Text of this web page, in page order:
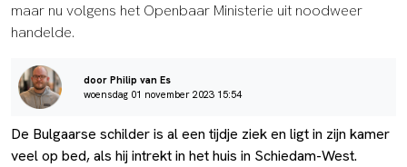
maar nu volgens het Openbaar Ministerie uit noodweer
handelde.
door Philip van Es
woensdag 01 november 2023 15:54
De Bulgaarse schilder is al een tijdje ziek en ligt in zijn kamer
veel op bed, als hij intrekt in het huis in Schiedam-West.